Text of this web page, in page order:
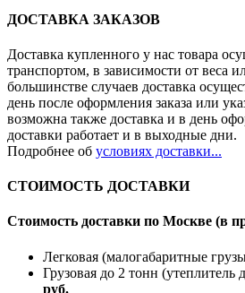
ДОСТАВКА ЗАКАЗОВ
Доставка купленного у нас товара
транспортом, в зависимости от веса
большинстве случаев доставка
день после оформления заказа или
возможна также доставка и в день
доставки работает и в выходные дни.
Подробнее об условиях доставки...
СТОИМОСТЬ ДОСТАВКИ
Стоимость доставки по Москве (в
Легковая (малогабаритные
Грузовая до 2 тонн
руб.